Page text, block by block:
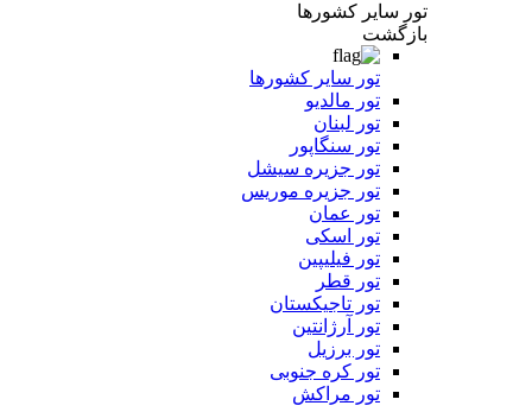
تور سایر کشورها
بازگشت
تور سایر کشورها
تور مالدیو
تور لبنان
تور سنگاپور
تور جزیره سیشل
تور جزیره موریس
تور عمان
تور اسکی
تور فیلیپین
تور قطر
تور تاجیکستان
تور آرژانتین
تور برزیل
تور کره جنوبی
تور مراکش